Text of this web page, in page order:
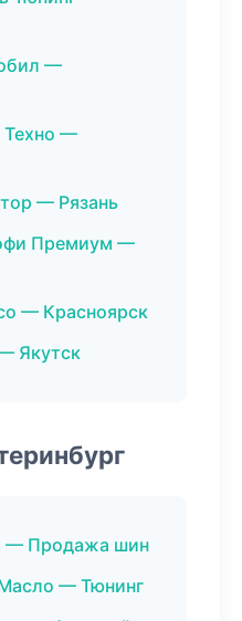
—
Техно —
— Рязань
Премиум —
— Красноярск
Якутск
— Продажа шин
— Тюнинг